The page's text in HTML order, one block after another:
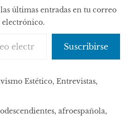
últimas entradas en tu correo
electrónico.
Suscribirse
Estético, Entrevistas,
, afroespañola,